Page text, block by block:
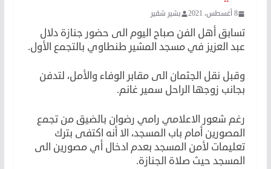
8 أغسطس، 2021 بشير شقير
تسابق أهل الفن صباح اليوم الى حضور جنازة دلال
عبد العزيز في مسجد المشير طنطاوي بالتجمع الأول.
وقبل نقل الجثمان الى مقابر الوفاء والأمل، لتدفن
بجانب زوجها الراحل سمير غانم.
رغم شعور الاعلامي رامي رضوان بالضيق من تجمع
المصورين أمام باب المسجد، الا أنه اكتفى بترك
تعليمات لأمن المسجد بعدم ادخال أي مصورين الى
المسجد حيث صلاة الجنازة.